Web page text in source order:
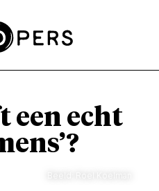
een echt